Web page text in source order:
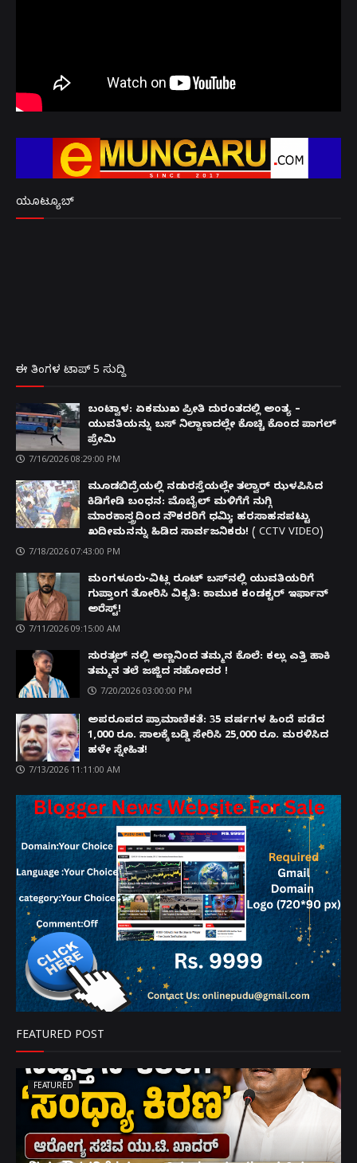
ಯೂಟ್ಯೂಬ್
ಈ ತಿಂಗಳ ಟಾಪ್ 5 ಸುದ್ದಿ
ಬಂಟ್ವಾಳ: ಏಕಮುಖ ಪ್ರೀತಿ ದುರಂತದಲ್ಲಿ ಅಂತ್ಯ –
ಯುವತಿಯನ್ನು ಬಸ್ ನಿಲ್ದಾಣದಲ್ಲೇ ಕೊಚ್ಚಿ ಕೊಂದ ಪಾಗಲ್
ಪ್ರೇಮಿ
7/16/2026 08:29:00 PM
ಮೂಡಬಿದ್ರೆಯಲ್ಲಿ ನಡುರಸ್ತೆಯಲ್ಲೇ ತಲ್ವಾರ್ ಝಳಪಿಸಿದ
ಕಿಡಿಗೇಡಿ ಬಂಧನ: ಮೊಬೈಲ್ ಮಳಿಗೆಗೆ ನುಗ್ಗಿ
ಮಾರಕಾಸ್ತ್ರದಿಂದ ನೌಕರರಿಗೆ ಧಮ್ಕಿ; ಹರಸಾಹಸಪಟ್ಟು
ಖದೀಮನನ್ನು ಹಿಡಿದ ಸಾರ್ವಜನಿಕರು! ( CCTV VIDEO)
7/18/2026 07:43:00 PM
ಮಂಗಳೂರು-ವಿಟ್ಲ ರೂಟ್ ಬಸ್‌ನಲ್ಲಿ ಯುವತಿಯರಿಗೆ
ಗುಪ್ತಾಂಗ ತೋರಿಸಿ ವಿಕೃತಿ: ಕಾಮುಕ ಕಂಡಕ್ಟರ್ ಇರ್ಫಾನ್
ಅರೆಸ್ಟ್!
7/11/2026 09:15:00 AM
ಸುರತ್ಕಲ್ ನಲ್ಲಿ ಅಣ್ಣನಿಂದ ತಮ್ಮನ ಕೊಲೆ: ಕಲ್ಲು ಎತ್ತಿ ಹಾಕಿ
ತಮ್ಮನ ತಲೆ ಜಜ್ಜಿದ ಸಹೋದರ !
7/20/2026 03:00:00 PM
ಅಪರೂಪದ ಪ್ರಾಮಾಣಿಕತೆ: 35 ವರ್ಷಗಳ ಹಿಂದೆ ಪಡೆದ
1,000 ರೂ. ಸಾಲಕ್ಕೆ ಬಡ್ಡಿ ಸೇರಿಸಿ 25,000 ರೂ. ಮರಳಿಸಿದ
ಹಳೇ ಸ್ನೇಹಿತ!
7/13/2026 11:11:00 AM
FEATURED POST
FEATURED